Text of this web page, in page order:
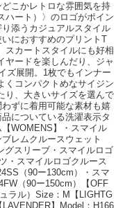
こかレトロな雰囲気を持
ハート）〉のロゴがポイン
添うカジュアルスタイル
におすすめのプリントT
スカートスタイルにも好相
ヤードを楽しんだり、ジャ
ズ展開。1枚でもインナー
くコンパクトめなサイジン
り、大きいサイズを選んで
ずに着用可能な素材も嬉
についている洗濯表示タ
WOMENS】・スマイル
レムクルースウェット
グスリーブ・スマイルロゴ
・スマイルロゴクルース
（90ー130cm）・スマ
（90ー150cm）【OFF
ラル）Size：M【LIGHTG
】Model：H166